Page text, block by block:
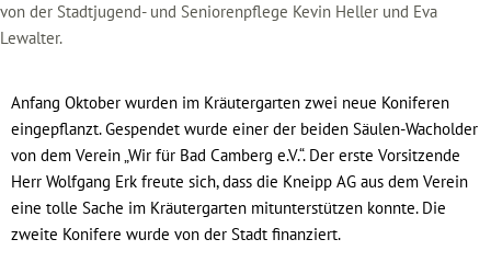
von der Stadtjugend- und Seniorenpflege Kevin Heller und Eva
Lewalter.
Anfang Oktober wurden im Kräutergarten zwei neue Koniferen
eingepflanzt. Gespendet wurde einer der beiden Säulen-Wacholder
von dem Verein „Wir für Bad Camberg e.V.“. Der erste Vorsitzende
Herr Wolfgang Erk freute sich, dass die Kneipp AG aus dem Verein
eine tolle Sache im Kräutergarten mitunterstützen konnte. Die
zweite Konifere wurde von der Stadt finanziert.